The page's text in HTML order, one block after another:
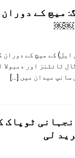
میچ کے
ایل) کے میچ کے دوران
ٹائٹنز اور دمبولا
سانپ میدان میں […]
ٹوپاک